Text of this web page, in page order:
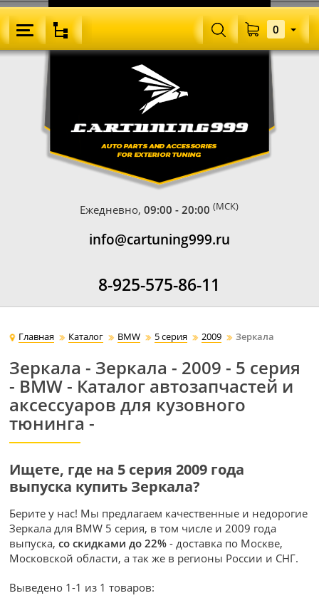
Ежедневно,09:00 - 20:00 (МСК)
info@cartuning999.ru
8-925-575-86-11
0
Главная Каталог BMW 5 серия 2009 Зеркала
Зеркала - Зеркала - 2009 - 5 серия
- BMW - Каталог автозапчастей и
аксессуаров для кузовного
тюнинга -
Ищете, где на 5 серия 2009 года
выпуска купить Зеркала?
Берите у нас! Мы предлагаем качественные и недорогие
Зеркала для BMW 5 серия, в том числе и 2009 года
выпуска,со скидками до 22% - доставка по Москве,
Московской области, а так же в регионы России и СНГ.
Выведено 1-1 из 1 товаров: